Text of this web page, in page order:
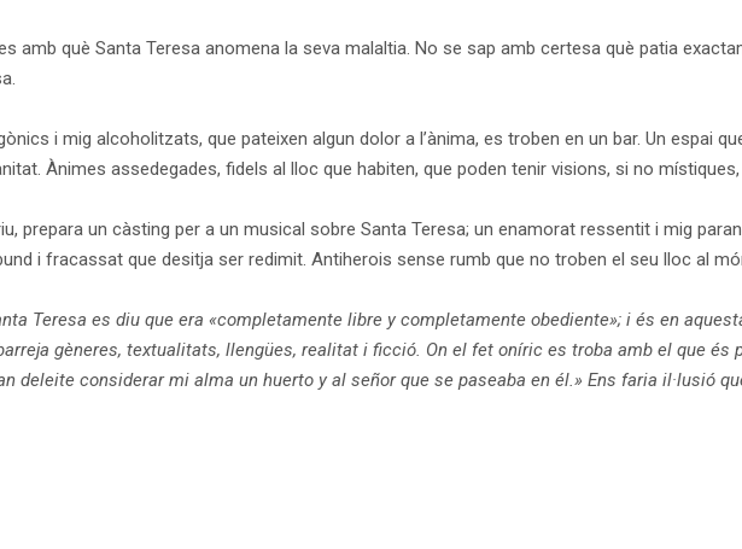
amb què Santa Teresa anomena la seva malaltia. No se sap amb certesa què patia
i mig alcoholitzats, que pateixen algun dolor a l’ànima, es troben en un bar. Un espai
Ànimes assedegades, fidels al lloc que habiten, que poden tenir visions, si no
prepara un càsting per a un musical sobre Santa Teresa; un enamorat ressentit i mig
i fracassat que desitja ser redimit. Antiherois sense rumb que no troben el seu lloc al
Teresa es diu que era «completamente libre y completamente obediente»; i és en
gèneres, textualitats, llengües, realitat i ficció. On el fet oníric es troba amb el que és
deleite considerar mi alma un huerto y al señor que se paseaba en él.» Ens faria il·lusió